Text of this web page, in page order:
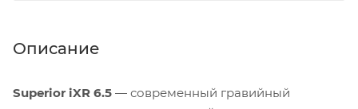
Описание
Superior iXR 6.5 — современный гравийный